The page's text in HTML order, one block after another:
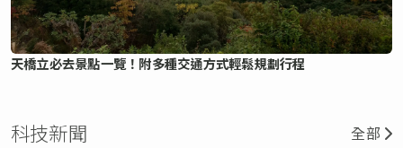
天橋立必去景點一覽！附多種交通方式輕鬆規劃行程
科技新聞 全部